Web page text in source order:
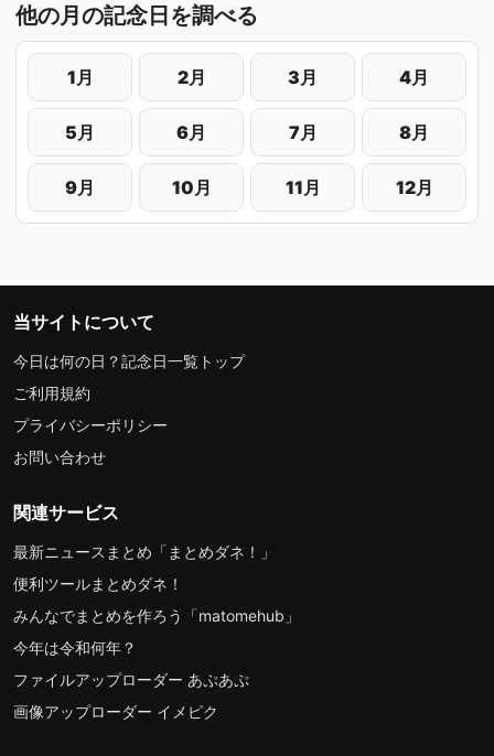
他の月の記念日を調べる
1月 2月 3月 4月
5月 6月 7月 8月
9月 10月 11月 12月
当サイトについて
今日は何の日？記念日一覧トップ
ご利用規約
プライバシーポリシー
お問い合わせ
関連サービス
最新ニュースまとめ「まとめダネ！」
便利ツールまとめダネ！
みんなでまとめを作ろう「matomehub」
今年は令和何年？
ファイルアップローダー あぷあぷ
画像アップローダー イメピク